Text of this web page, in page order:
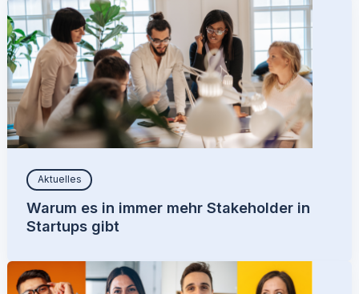
Aktuelles
Warum es in immer mehr Stakeholder in
Startups gibt